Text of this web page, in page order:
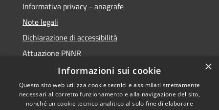
Informativa privacy - anagrafe
Note legali
Dichiarazione di accessibilità
Attuazione PNNR
Whistleblowing
×
Informazioni sui cookie
Questo sito web utilizza cookie tecnici e assimilati strettamente
necessari al corretto funzionamento e alla navigazione del sito,
nonché un cookie tecnico analitico al solo fine di elaborare